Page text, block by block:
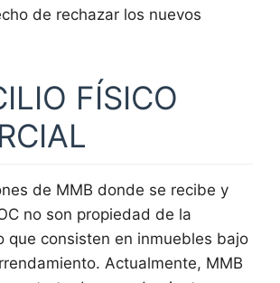
de rechazar los nuevos
FÍSICO
de MMB donde se recibe y
no son propiedad de la
que consisten en inmuebles bajo
Actualmente, MMB